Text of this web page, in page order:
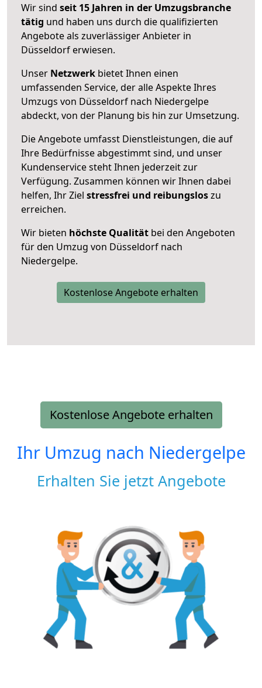
Wir sind seit 15 Jahren in der Umzugsbranche
tätig und haben uns durch die qualifizierten
Angebote als zuverlässiger Anbieter in
Düsseldorf erwiesen.
Unser Netzwerk bietet Ihnen einen
umfassenden Service, der alle Aspekte Ihres
Umzugs von Düsseldorf nach Niedergelpe
abdeckt, von der Planung bis hin zur Umsetzung.
Die Angebote umfasst Dienstleistungen, die auf
Ihre Bedürfnisse abgestimmt sind, und unser
Kundenservice steht Ihnen jederzeit zur
Verfügung. Zusammen können wir Ihnen dabei
helfen, Ihr Ziel stressfrei und reibungsloszu
erreichen.
Wir bieten höchste Qualität bei den Angeboten
für den Umzug von Düsseldorf nach
Niedergelpe.
Kostenlose Angebote erhalten
Kostenlose Angebote erhalten
Ihr Umzug nach Niedergelpe
Erhalten Sie jetzt Angebote